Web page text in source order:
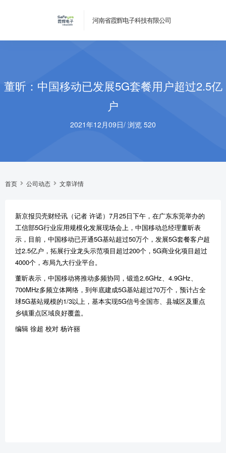
河南省霞辉电子科技有限公司
董昕：中国移动已发展5G套餐用户超过2.5亿
户
2021年12月09日/ 浏览 520
首页 公司动态 文章详情
新京报贝壳财经讯（记者 许诺）7月25日下午，在广东东莞举办的
工信部5G行业应用规模化发展现场会上，中国移动总经理董昕表
示，目前，中国移动已开通5G基站超过50万个，发展5G套餐客户超
过2.5亿户，拓展行业龙头示范项目超过200个，5G商业化项目超过
4000个，布局九大行业平台。
董昕表示，中国移动将推动多频协同，锻造2.6GHz、4.9GHz、
700MHz多频立体网络，到年底建成5G基站超过70万个，预计占全
球5G基站规模的1/3以上，基本实现5G信号全国市、县城区及重点
乡镇重点区域良好覆盖。
编辑 徐超 校对 杨许丽